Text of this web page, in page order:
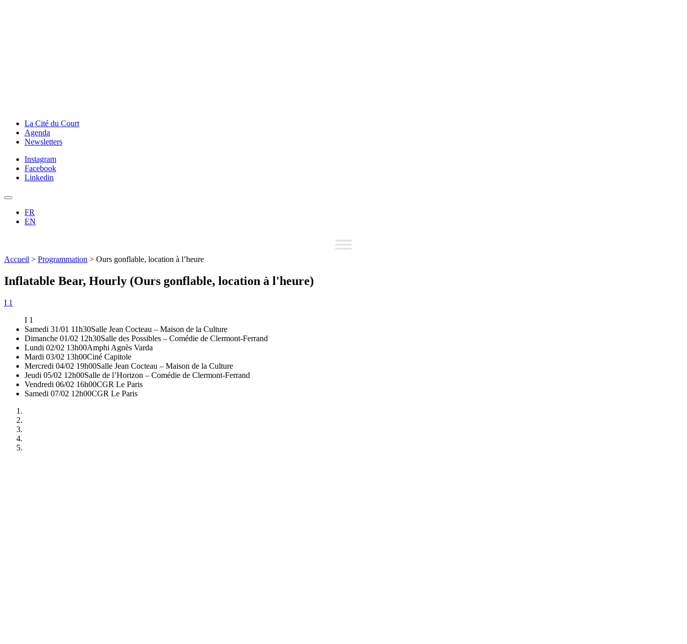
La Cité du Court
Agenda
Newsletters
Instagram
Facebook
Linkedin
FR
EN
Accueil > Programmation > Ours gonflable, location à l’heure
Inflatable Bear, Hourly (Ours gonflable, location à l'heure)
I 1
I 1
Samedi 31/01 11h30Salle Jean Cocteau – Maison de la Culture
Dimanche 01/02 12h30Salle des Possibles – Comédie de Clermont-Ferrand
Lundi 02/02 13h00Amphi Agnès Varda
Mardi 03/02 13h00Ciné Capitole
Mercredi 04/02 19h00Salle Jean Cocteau – Maison de la Culture
Jeudi 05/02 12h00Salle de l’Horizon – Comédie de Clermont-Ferrand
Vendredi 06/02 16h00CGR Le Paris
Samedi 07/02 12h00CGR Le Paris